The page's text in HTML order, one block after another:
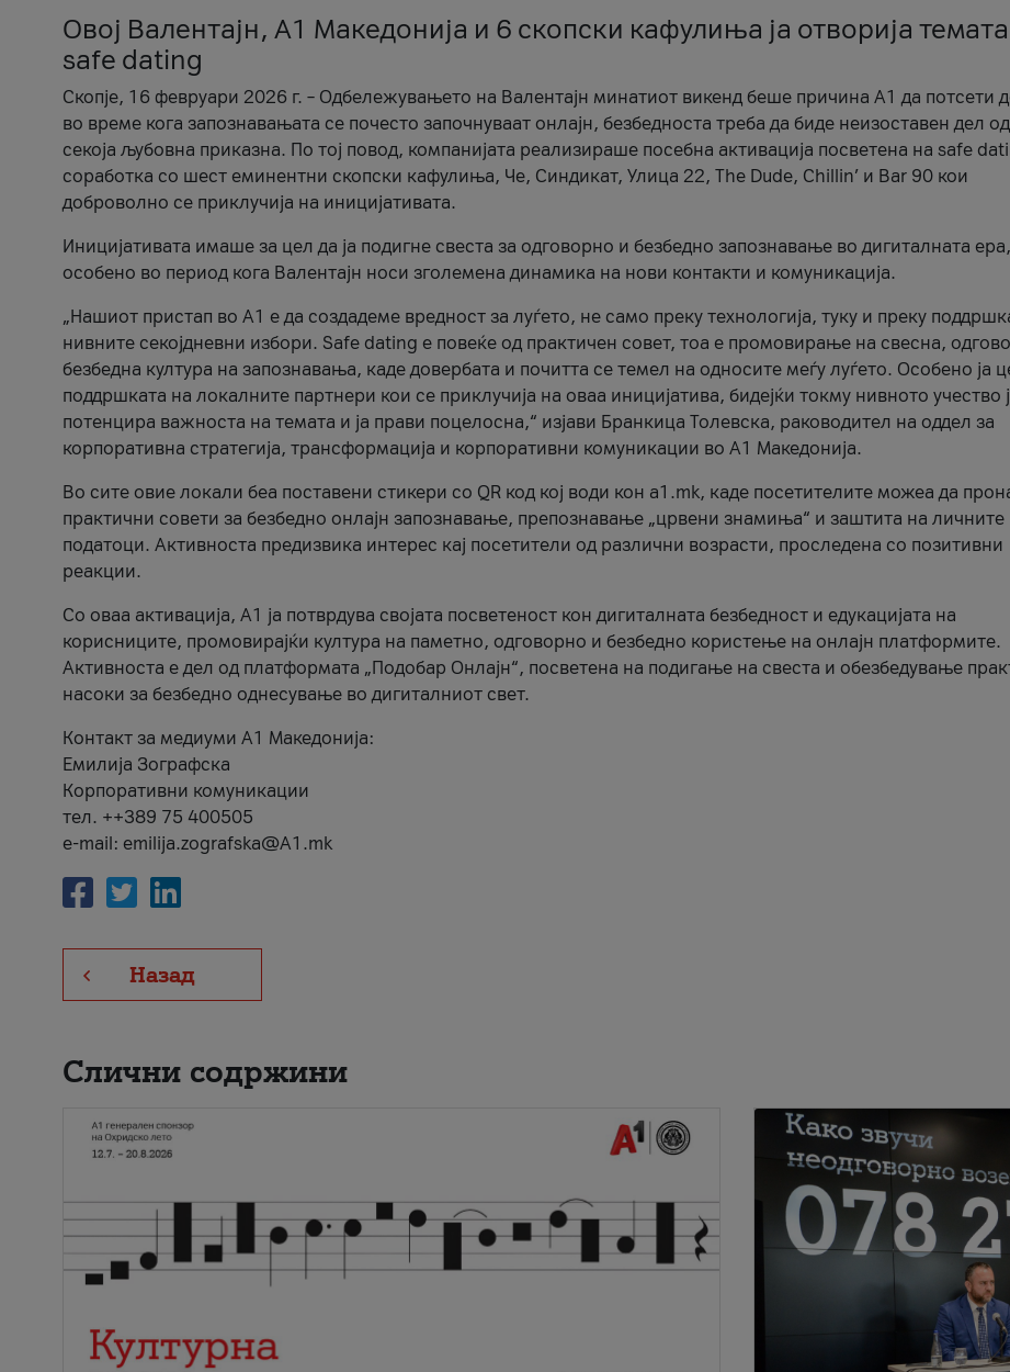
Овој Валентајн, A1 Македонија и 6 скопски кафулиња ја отворија
safe dating
Скопје, 16 февруари 2026 г. – Одбележувањето на Валентајн минатиот викенд беше причина А1 да потсети
во време кога запознавањата се почесто започнуваат онлајн, безбедноста треба да биде неизоставен дел од
секоја љубовна приказна. По тој повод, компанијата реализираше посебна активација посветена на safe
соработка со шест еминентни скопски кафулиња, Че, Синдикат, Улица 22, The Dude, Chillin’ и Bar 90 кои
доброволно се приклучија на иницијативата.
Иницијативата имаше за цел да ја подигне свеста за одговорно и безбедно запознавање во дигиталната ера,
особено во период кога Валентајн носи зголемена динамика на нови контакти и комуникација.
„Нашиот пристап во А1 е да создадеме вредност за луѓето, не само преку технологија, туку и преку
нивните секојдневни избори. Safe dating е повеќе од практичен совет, тоа е промовирање на свесна,
безбедна култура на запознавања, каде довербата и почитта се темел на односите меѓу луѓето. Особено ја
поддршката на локалните партнери кои се приклучија на оваа иницијатива, бидејќи токму нивното учество
потенцира важноста на темата и ја прави поцелосна,“ изјави Бранкица Толевска, раководител на оддел за
корпоративна стратегија, трансформација и корпоративни комуникации во А1 Македонија.
Во сите овие локали беа поставени стикери со QR код кој води кон a1.mk, каде посетителите можеа да
практични совети за безбедно онлајн запознавање, препознавање „црвени знамиња“ и заштита на личните
податоци. Активноста предизвика интерес кај посетители од различни возрасти, проследена со позитивни
реакции.
Со оваа активација, А1 ја потврдува својата посветеност кон дигиталната безбедност и едукацијата на
корисниците, промовирајќи култура на паметно, одговорно и безбедно користење на онлајн платформите.
Активноста е дел од платформата „Подобар Онлајн“, посветена на подигање на свеста и обезбедување
насоки за безбедно однесување во дигиталниот свет.
Контакт за медиуми А1 Македонија:
Емилија Зографска
Корпоративни комуникации
тел. ++389 75 400505
e-mail: emilija.zografska@A1.mk
Назад
Слични содржини